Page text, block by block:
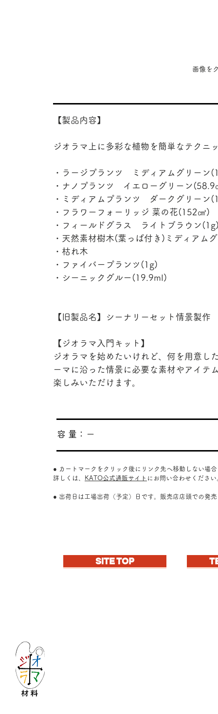
画像を
【製品内容】
ジオラマ上に多彩な植物を簡単なテクニ
・ラージプランツ ミディアムグリーン
・ナノプランツ イエローグリーン(58.9
・ミディアムプランツ ダークグリーン
・フラワーフォーリッジ 菜の花(152㎤)
・フィールドグラス ライトブラウン
・天然素材樹木(葉っぱ付き)ミディアム
・枯れ木
・ファイバープランツ(1g)
・シーニックグルー(19.9ml)
【旧製品名】シーナリーセット情景製作
【ジオラマ入門キット】
ジオラマを始めたいけれど、何を用意し
ーマに沿った情景に必要な素材やアイテ
楽しみいただけます。
ー
​容 量：
● カートマークをクリック後にリンク先へ移動しない場
詳しくは、
KATO公式通販サイト にお問い合わせください
● 出荷日は工場出荷（予定）日です。販売店店頭での発
SITE TOP